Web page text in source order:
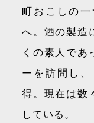
町おこしの
へ。酒の製造
くの素人であ
ーを訪問し
得。現在は数
している。